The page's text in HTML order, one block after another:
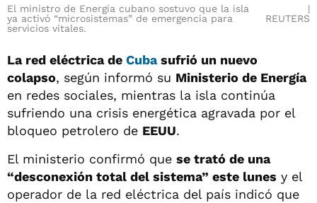
El ministro de Energía cubano sostuvo que la isla
ya activó “microsistemas” de emergencia para
servicios vitales.
REUTERS
La red eléctrica de Cubasufrió un nuevo
colapso, según informó su Ministerio de Energía
en redes sociales, mientras la isla continúa
sufriendo una crisis energética agravada por el
bloqueo petrolero de EEUU.
El ministerio confirmó que se trató de una
“desconexión total del sistema” este lunes y el
operador de la red eléctrica del país indicó que